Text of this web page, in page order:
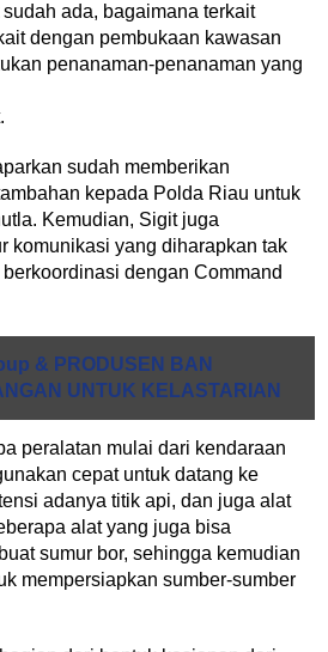
ada, bagaimana terkait
dengan pembukaan kawasan
penanaman-penanaman yang
sudah memberikan
kepada Polda Riau untuk
Kemudian, Sigit juga
komunikasi yang diharapkan tak
dengan Command
& PRODUSEN BAN
UNTUK KELASTARIAN
peralatan mulai dari kendaraan
cepat untuk datang ke
adanya titik api, dan juga alat
alat yang juga bisa
sumur bor, sehingga kemudian
mempersiapkan sumber-sumber